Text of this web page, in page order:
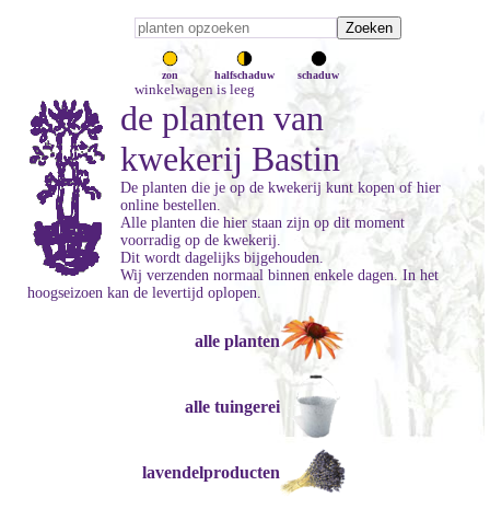
zon halfschaduw schaduw
winkelwagen is leeg
de planten van
kwekerij Bastin
De planten die je op de kwekerij kunt kopen of hier
online bestellen.
Alle planten die hier staan zijn op dit moment
voorradig op de kwekerij.
Dit wordt dagelijks bijgehouden.
Wij verzenden normaal binnen enkele dagen. In het
hoogseizoen kan de levertijd oplopen.
alle planten
alle tuingerei
lavendelproducten